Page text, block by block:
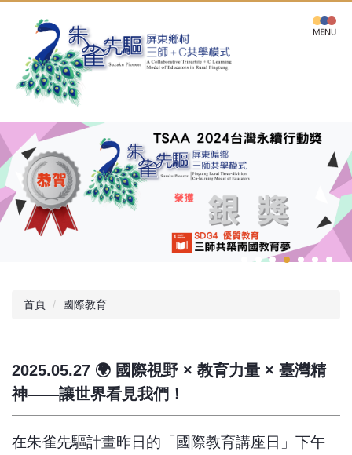
容
首頁 國際教育
2025.05.27 🌍 國際視野 × 教育力量 × 臺灣精
神——讓世界看見我們！
在朱雀先驅計畫昨日的「國際教育講座日」下午